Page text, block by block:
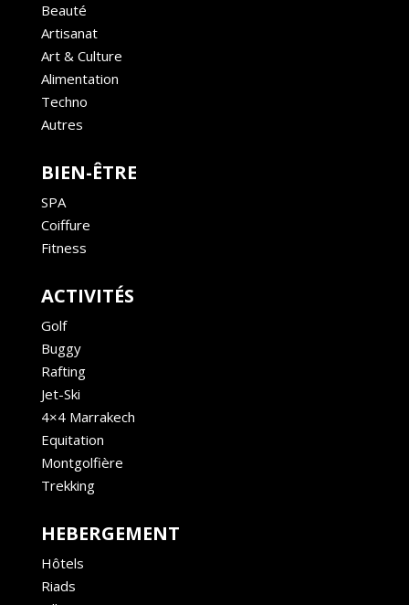
Beauté
Artisanat
Art & Culture
Alimentation
Techno
Autres
BIEN-ÊTRE
SPA
Coiffure
Fitness
ACTIVITÉS
Golf
Buggy
Rafting
Jet-Ski
4×4 Marrakech
Equitation
Montgolfière
Trekking
HEBERGEMENT
Hôtels
Riads